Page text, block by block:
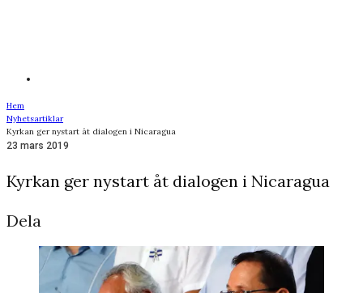
Hem
Nyhetsartiklar
Kyrkan ger nystart åt dialogen i Nicaragua
23 mars 2019
Kyrkan ger nystart åt dialogen i Nicaragua
Dela